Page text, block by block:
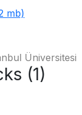
mb)
Üniversitesi
(1)